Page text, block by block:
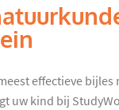
effectieve
uw kind bij